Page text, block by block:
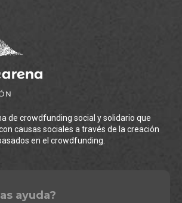
de crowdfunding social y solidario que
causas sociales a través de la creación
en el crowdfunding.
ayuda?